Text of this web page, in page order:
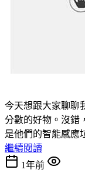
今天想跟大家聊聊
分數的好物。沒錯
是他們的智能感應
繼續閱讀
1年前